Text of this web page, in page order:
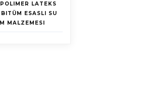
LATEKS
ESASLI SU
MALZEMESI